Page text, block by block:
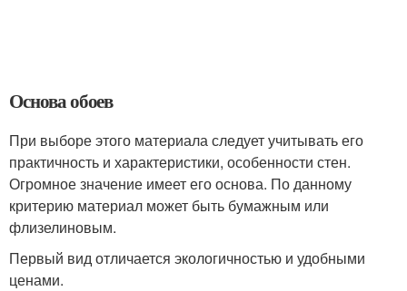
Основа обоев
При выборе этого материала следует учитывать его
практичность и характеристики, особенности стен.
Огромное значение имеет его основа. По данному
критерию материал может быть бумажным или
флизелиновым.
Первый вид отличается экологичностью и удобными
ценами.